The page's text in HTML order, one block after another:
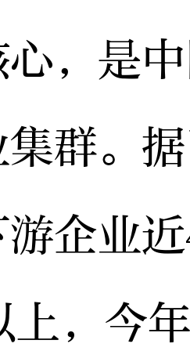
，是
群。
企业
上，今